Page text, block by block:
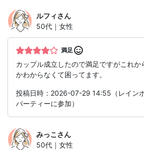
ルフィさん
50代｜女性
満足
カップル成立したので満足ですがこれか
かわからなくて困ってます。
投稿日時：2026-07-29 14:55（レイン
パーティーに参加）
みっこ さん
50代｜女性